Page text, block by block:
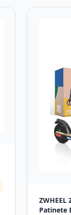
ZWHEEL
Patinete